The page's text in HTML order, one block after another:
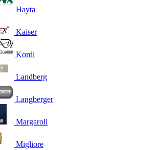
Hayta
Kaiser
Kordi
Landberg
Langberger
Margaroli
Migliore